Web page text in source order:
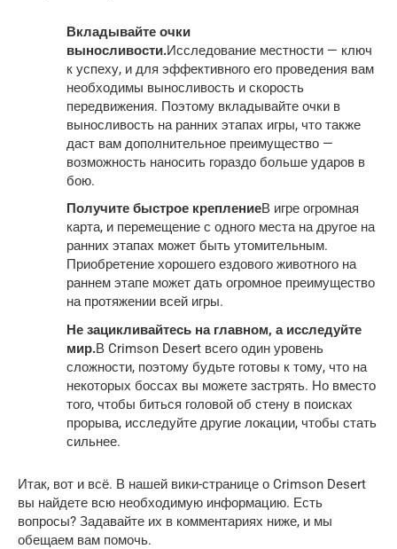
Вкладывайте очки
выносливости.Исследование местности — ключ
к успеху, и для эффективного его проведения вам
необходимы выносливость и скорость
передвижения. Поэтому вкладывайте очки в
выносливость на ранних этапах игры, что также
даст вам дополнительное преимущество —
возможность наносить гораздо больше ударов в
бою.
Получите быстрое креплениеВ игре огромная
карта, и перемещение с одного места на другое на
ранних этапах может быть утомительным.
Приобретение хорошего ездового животного на
раннем этапе может дать огромное преимущество
на протяжении всей игры.
Не зацикливайтесь на главном, а исследуйте
мир.В Crimson Desert всего один уровень
сложности, поэтому будьте готовы к тому, что на
некоторых боссах вы можете застрять. Но вместо
того, чтобы биться головой об стену в поисках
прорыва, исследуйте другие локации, чтобы стать
сильнее.
Итак, вот и всё. В нашей вики-странице о Crimson Desert
вы найдете всю необходимую информацию. Есть
вопросы? Задавайте их в комментариях ниже, и мы
обещаем вам помочь.